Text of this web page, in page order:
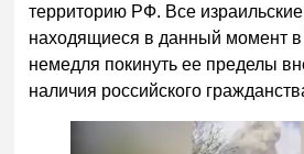
территорию РФ. Все
находящиеся в данный момент
немедля покинуть ее пределы
наличия российского